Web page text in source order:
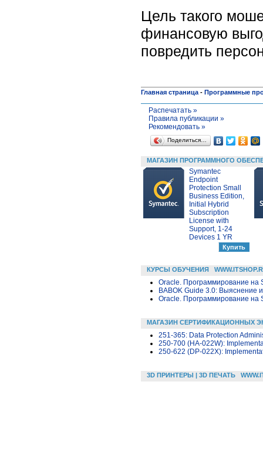
Цель такого
финансовую
повредить
Главная страница - Программные
Распечатать »
Правила публикации »
Рекомендовать »
Поделиться…
МАГАЗИН ПРОГРАММНОГО
Symantec
Endpoint
Protection Small
Business Edition,
Initial Hybrid
Subscription
License with
Support, 1-24
Devices 1 YR
КУРСЫ ОБУЧЕНИЯ
Oracle. Программирование на
BABOK Guide 3.0: Выяснение
Oracle. Программирование на
МАГАЗИН СЕРТИФИКАЦИОННЫХ
251-365: Data Protection
250-700 (HA-022W):
250-622 (DP-022X):
3D ПРИНТЕРЫ | 3D ПЕЧАТЬ